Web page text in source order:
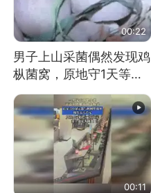
00:22
男子上山采菌偶然发现鸡
枞菌窝，原地守1天等它
长大：挖了140多朵
00:11